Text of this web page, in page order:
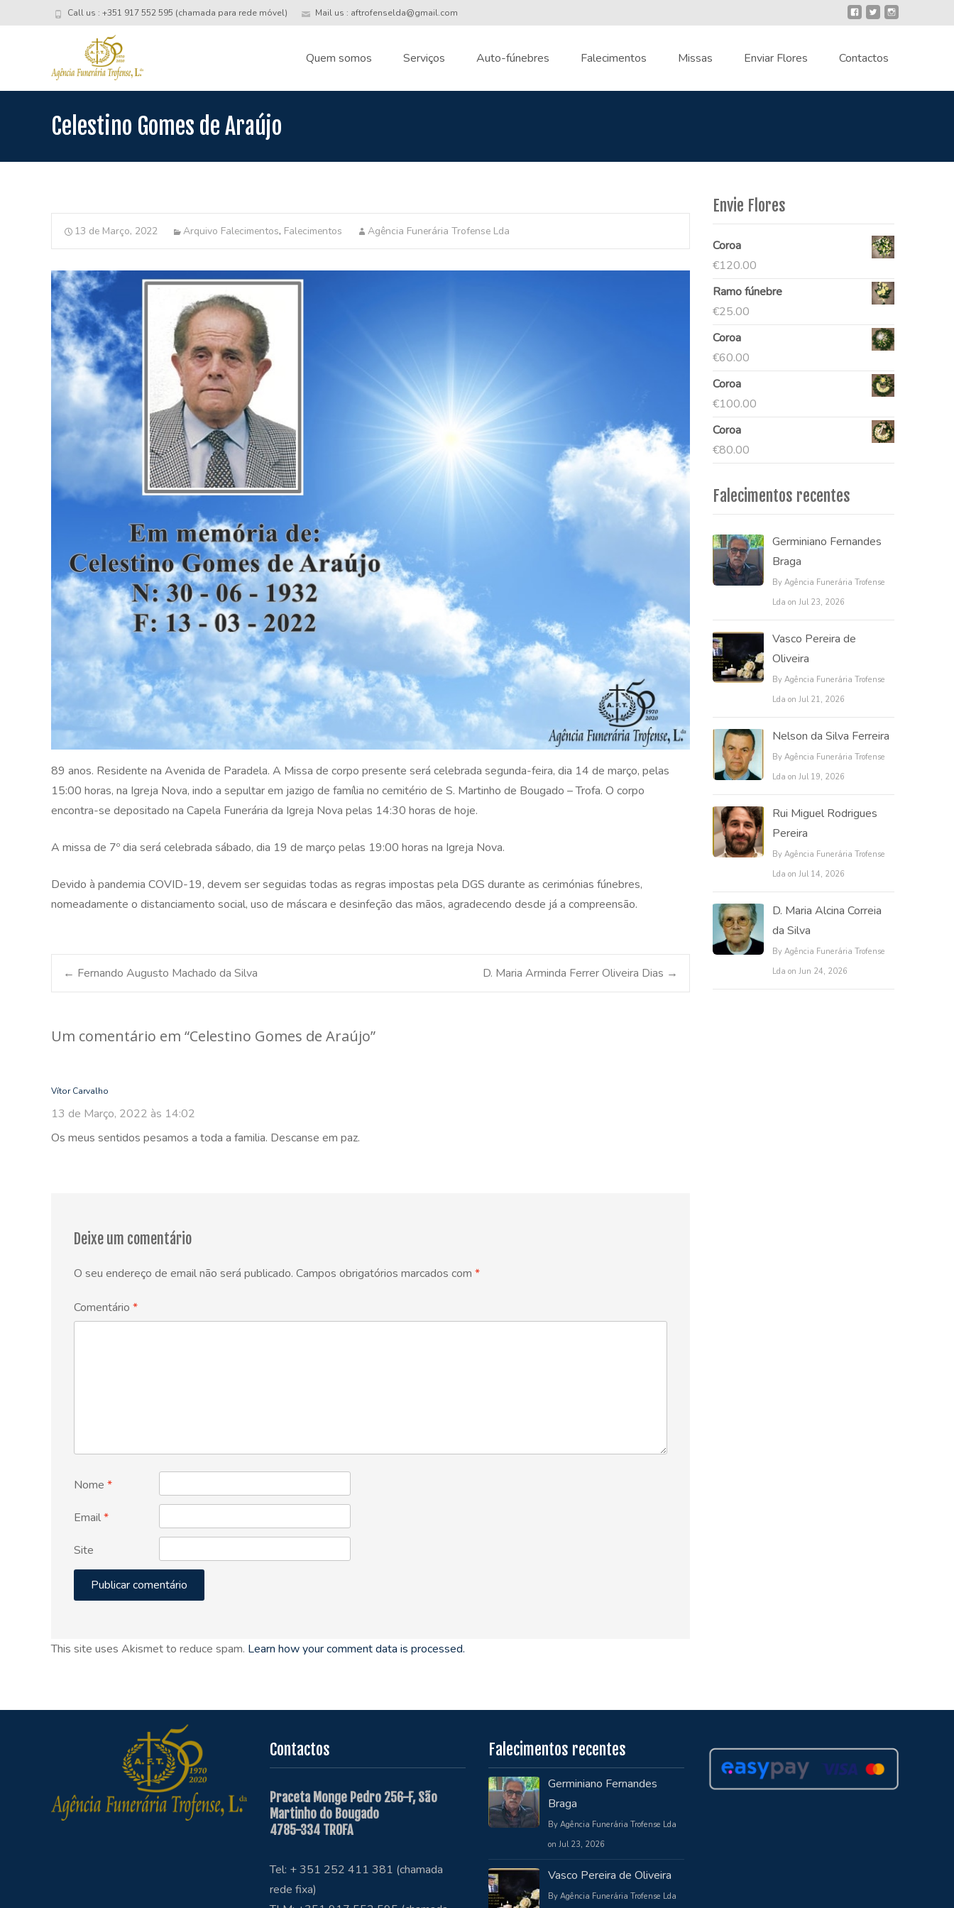
Call us : +351 917 552 595 (chamada para rede móvel) Mail us : aftrofenselda@gmail.com
Quem somos Serviços Auto-fúnebres Falecimentos Missas Enviar Flores Contactos
Celestino Gomes de Araújo
13 de Março, 2022 Arquivo Falecimentos, Falecimentos Agência Funerária Trofense Lda
89 anos. Residente na Avenida de Paradela. A Missa de corpo presente será celebrada segunda-feira, dia 14 de março, pelas
15:00 horas, na Igreja Nova, indo a sepultar em jazigo de família no cemitério de S. Martinho de Bougado – Trofa. O corpo
encontra-se depositado na Capela Funerária da Igreja Nova pelas 14:30 horas de hoje.
A missa de 7º dia será celebrada sábado, dia 19 de março pelas 19:00 horas na Igreja Nova.
Devido à pandemia COVID-19, devem ser seguidas todas as regras impostas pela DGS durante as cerimónias fúnebres,
nomeadamente o distanciamento social, uso de máscara e desinfeção das mãos, agradecendo desde já a compreensão.
Post
navigation
← Fernando Augusto Machado da Silva D. Maria Arminda Ferrer Oliveira Dias →
Um comentário em “Celestino Gomes de Araújo”
Vítor Carvalho
13 de Março, 2022 às 14:02
Os meus sentidos pesamos a toda a familia. Descanse em paz.
Deixe um comentário
O seu endereço de email não será publicado. Campos obrigatórios marcados com *
Comentário *
Nome *
Email*
Site
This site uses Akismet to reduce spam. Learn how your comment data is processed.
Envie Flores
Coroa
€120.00
Ramo fúnebre
€25.00
Coroa
€60.00
Coroa
€100.00
Coroa
€80.00
Falecimentos recentes
Germiniano Fernandes
Braga
By Agência Funerária Trofense
Lda on Jul 23, 2026
Vasco Pereira de
Oliveira
By Agência Funerária Trofense
Lda on Jul 21, 2026
Nelson da Silva Ferreira
By Agência Funerária Trofense
Lda on Jul 19, 2026
Rui Miguel Rodrigues
Pereira
By Agência Funerária Trofense
Lda on Jul 14, 2026
D. Maria Alcina Correia
da Silva
By Agência Funerária Trofense
Lda on Jun 24, 2026
Contactos
Praceta Monge Pedro 256-F, São
Martinho do Bougado
4785-334 TROFA
Tel: + 351 252 411 381 (chamada
rede fixa)
Falecimentos recentes
Germiniano Fernandes
Braga
By Agência Funerária Trofense Lda
on Jul 23, 2026
Vasco Pereira de Oliveira
By Agência Funerária Trofense Lda